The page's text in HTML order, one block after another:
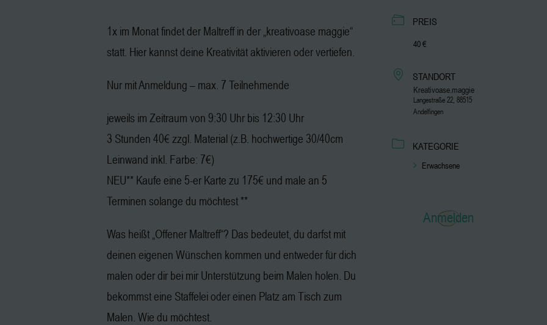
1x im Monat findet der Maltreff in der „kreativoase maggie“
statt. Hier kannst deine Kreativität aktivieren oder vertiefen.
Nur mit Anmeldung – max. 7 Teilnehmende
jeweils im Zeitraum von 9:30 Uhr bis 12:30 Uhr
3 Stunden 40€ zzgl. Material (z.B. hochwertige 30/40cm
Leinwand inkl. Farbe: 7€)
NEU** Kaufe eine 5-er Karte zu 175€ und male an 5
Terminen solange du möchtest **
Was heißt „Offener Maltreff“? Das bedeutet, du darfst mit
deinen eigenen Wünschen kommen und entweder für dich
malen oder dir bei mir Unterstützung beim Malen holen. Du
bekommst eine Staffelei oder einen Platz am Tisch zum
Malen. Wie du möchtest.
PREIS
40 €
STANDORT
Kreativoase.maggie
Langestraße 22, 88515
Andelfingen
KATEGORIE
Erwachsene
Anmelden